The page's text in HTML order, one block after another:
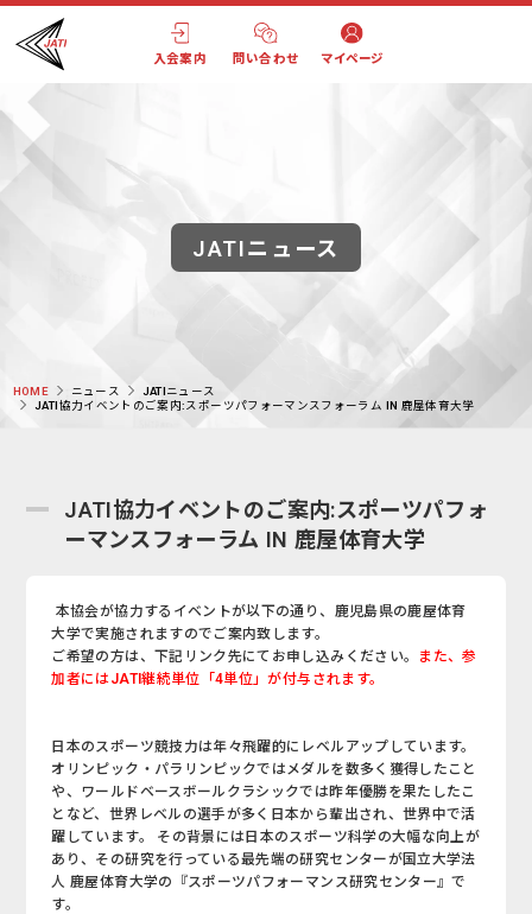
入会案内 問い合わせ マイページ
JATIニュース
HOME ニュース
JATIニュース
JATI協力イベントのご案内:スポーツパフォーマンスフォーラム IN 鹿屋体育大学
JATI協力イベントのご案内:スポーツパフォ
ーマンスフォーラム IN 鹿屋体育大学
本協会が協力するイベントが以下の通り、鹿児島県の鹿屋体育
大学で実施されますのでご案内致します。
ご希望の方は、下記リンク先にてお申し込みください。
また、参
加者にはJATI継続単位「4単位」が付与されます。
日本のスポーツ競技力は年々飛躍的にレベルアップしています。
オリンピック・パラリンピックではメダルを数多く獲得したこと
や、ワールドベースボールクラシックでは昨年優勝を果たしたこ
となど、世界レベルの選手が多く日本から輩出され、世界中で活
躍しています。 その背景には日本のスポーツ科学の大幅な向上が
あり、その研究を行っている最先端の研究センターが国立大学法
人 鹿屋体育大学の『スポーツパフォーマンス研究センター』で
す。